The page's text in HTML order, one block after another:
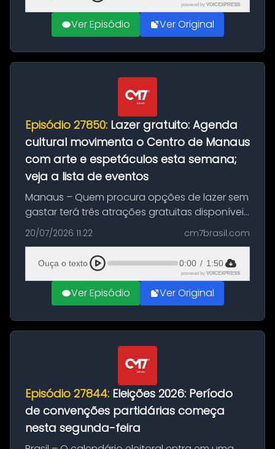
powered by VOICEXPRESS
Ver Episódio Ver Original
Episódio 27850: Lazer gratuito: Agenda
cultural movimenta o Centro de Manaus
com arte e espetáculos esta semana;
veja a lista de eventos
Manaus – Quem procura opções de lazer sem
gastar terá três atrações gratuitas disponíveis
entre esta segunda-feira (20) e quinta-feira
(23). A programação inclui uma exposição
dedicada à história das ...
20/07/2026 11:22 cm7brasil.com
Ouça o texto 0:00 / 1:50
powered by VOICEXPRESS
Ver Episódio Ver Original
Episódio 27844: Eleições 2026: Período
de convenções partidárias começa
nesta segunda-feira